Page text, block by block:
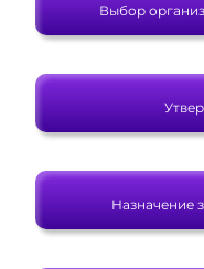
Выбор
Назначение